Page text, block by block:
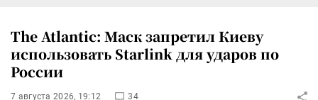
The Atlantic: Маск запретил Киеву
использовать Starlink для ударов по
России
7 августа 2026, 19:12 34